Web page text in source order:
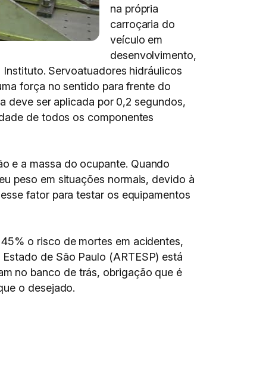
na própria
carroçaria do
veículo em
desenvolvimento,
Servoatuadores hidráulicos
força no sentido para frente do
deve ser aplicada por 0,2 segundos,
de todos os componentes
e a massa do ocupante. Quando
peso em situações normais, devido à
fator para testar os equipamentos
o risco de mortes em acidentes,
de São Paulo (ARTESP) está
no banco de trás, obrigação que é
o desejado.